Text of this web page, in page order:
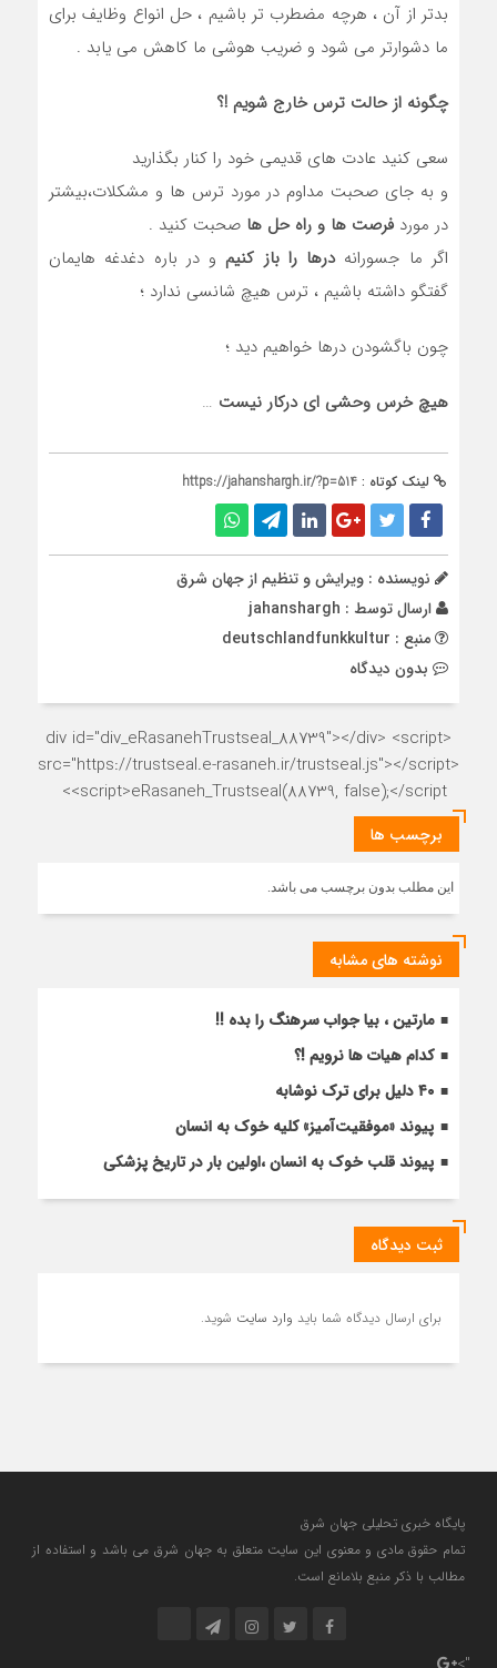
بدتر از آن ، هرچه مضطرب تر باشیم ، حل انواع وظایف برای
ما دشوارتر می شود و ضریب هوشی ما کاهش می یابد .
چگونه از حالت ترس خارج شویم !؟
سعی کنید عادت های قدیمی خود را کنار بگذارید
و به جای صحبت مداوم در مورد ترس ها و مشکلات،بیشتر
در مورد فرصت ها و راه حل ها صحبت کنید .
اگر ما جسورانهدرها را باز کنیم و در باره دغدغه هایمان
گفتگو داشته باشیم ، ترس هیچ شانسی ندارد ؛
چون باگشودن درها خواهیم دید ؛
هیچ خرس وحشی ای درکار نیست …
لینک کوتاه : https://jahanshargh.ir/?p=514
نویسنده : ویرایش و تنظیم از جهان شرق
ارسال توسط : jahanshargh
منبع : deutschlandfunkkultur
بدون دیدگاه
<div id="div_eRasanehTrustseal_88739"></div> <script
src="https://trustseal.e-rasaneh.ir/trustseal.js"></script>
<script>eRasaneh_Trustseal(88739, false);</script>
برچسب ها
این مطلب بدون برچسب می باشد.
نوشته های مشابه
مارتین ، بیا جواب سرهنگ را بده !!
کدام هیات ها نرویم !؟
۴۰ دلیل برای ترک نوشابه
پیوند «موفقیت‌آمیز» کلیه خوک به انسان
پیوند قلب خوک به انسان ،اولین بار در تاریخ پزشکی
ثبت دیدگاه
برای ارسال دیدگاه شما باید وارد سایت شوید.
پایگاه خبری تحلیلی جهان شرق
تمام حقوق مادی و معنوی این سایت متعلق به جهان شرق می باشد و استفاده از
مطالب با ذکر منبع بلامانع است.